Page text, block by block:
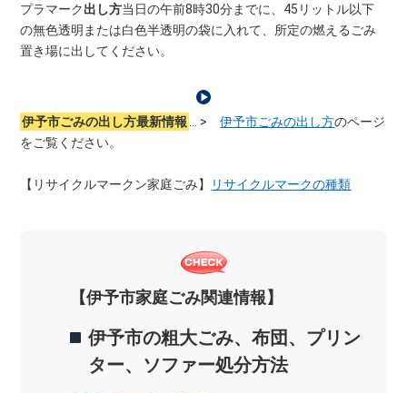
プラマーク出し方当日の午前8時30分までに、45リットル以下
の無色透明または白色半透明の袋に入れて、所定の燃えるごみ
置き場に出してください。
伊予市ごみの出し方最新情報 … >伊予市ごみの出し方のページ
をご覧ください。
【リサイクルマークン家庭ごみ】 リサイクルマークの種類
【伊予市家庭ごみ関連情報】
伊予市の粗大ごみ、布団、プリン
ター、ソファー処分方法